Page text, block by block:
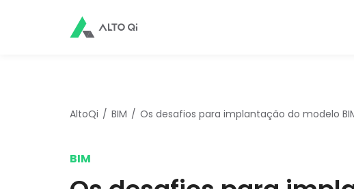
AltoQi BIM Os desafios para implantação do modelo
BIM